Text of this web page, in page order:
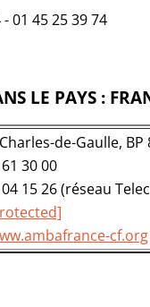
01 45 25 39 74
LE PAYS :
de-Gaulle, BP
30 00
15 26 (réseau
cf.org